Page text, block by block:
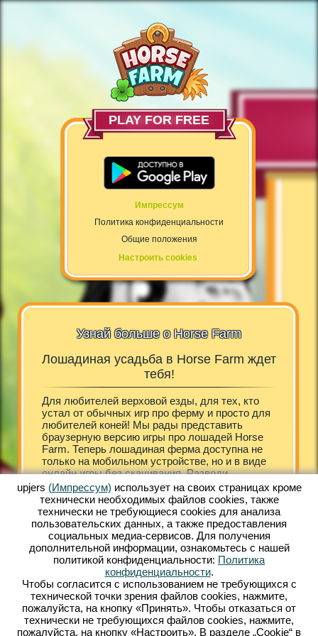
PLAY FOR FREE
Импрессум
Политика конфиденциальности
Общие положения
Настроить cookies
Узнай больше о Horse Farm
угодно
игры
Лошадиная усадьба в Horse Farm ждет
тебя!
Для любителей верховой езды, для тех, кто
устал от обычных игр про ферму и просто для
любителей коней! Мы рады представить
браузерную версию игры про лошадей Horse
Farm. Теперь лошадиная ферма доступна не
только на мобильном устройстве, но и в виде
онлайн игры без скачивания. Разводи
красивых лошадей различных пород, тренируй
их, ухаживай и заботься о скакунах. Твою
усадьбу будут посещать гости, для которых
найдутся различные развлечения. Они не
просто будут проходить мимо и оставлять свои
заказы, а заселяться в гостевые домики, что
сделает их пребывании более интересным.
Яркая графика понравится тем, кто устал от
скучных серых конноспортивных симуляторов.
Начни играть бесплатно уже сейчас!
онлайн.
upjers (Импрессум) использует на своих страницах кроме
технически необходимых файлов сookies, также
технически не требующиеся cookies для анализа
пользовательских данных, а также предоставления
социальных медиа-сервисов. Для получения
дополнительной информации, ознакомьтесь с нашей
политикой конфиденциальности: Политика
конфиденциальности.
Чтобы согласится с использованием не требующихся с
технической точки зрения файлов cookies, нажмите,
пожалуйста, на кнопку «Принять». Чтобы отказаться от
технически не требующихся файлов cookies, нажмите,
пожалуйста, на кнопку «Настроить». В разделе „Cookie“ в